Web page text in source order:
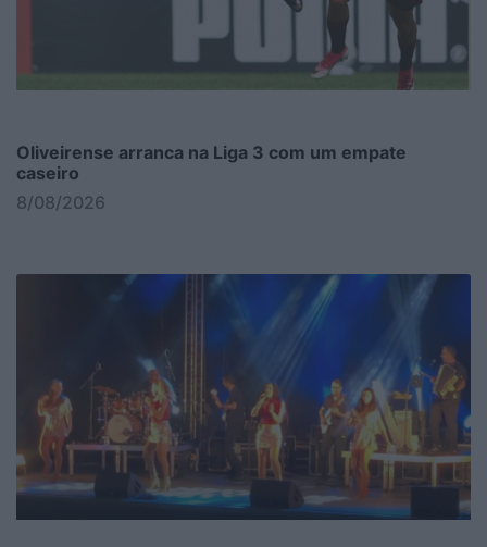
Oliveirense arranca na Liga 3 com um empate
caseiro
8/08/2026